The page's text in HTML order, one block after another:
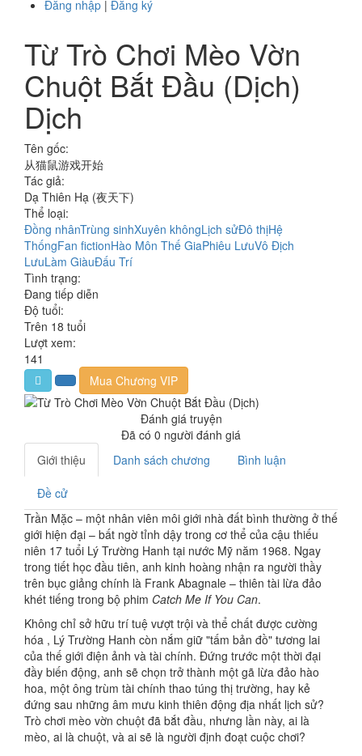
Đăng nhập | Đăng ký
Từ Trò Chơi Mèo Vờn
Chuột Bắt Đầu (Dịch)
Dịch
Tên gốc:
从猫鼠游戏开始
Tác giả:
Dạ Thiên Hạ (夜天下)
Thể loại:
Đồng nhânTrùng sinhXuyên khôngLịch sửĐô thịHệ
ThốngFan fictionHào Môn Thế GiaPhiêu LưuVô Địch
LưuLàm GiàuĐấu Trí
Tình trạng:
Đang tiếp diễn
Độ tuổi:
Trên 18 tuổi
Lượt xem:
141
Mua Chương VIP
Đánh giá truyện
Đã có 0 người đánh giá
Giới thiệu
Danh sách chương Bình luận
Đề cử
Trần Mặc – một nhân viên môi giới nhà đất bình thường ở thế
giới hiện đại – bất ngờ tỉnh dậy trong cơ thể của cậu thiếu
niên 17 tuổi Lý Trường Hanh tại nước Mỹ năm 1968. Ngay
trong tiết học đầu tiên, anh kinh hoàng nhận ra người thầy
trên bục giảng chính là Frank Abagnale – thiên tài lừa đảo
khét tiếng trong bộ phim Catch Me If You Can.
Không chỉ sở hữu trí tuệ vượt trội và thể chất được cường
hóa , Lý Trường Hanh còn nắm giữ "tấm bản đồ" tương lai
của thế giới điện ảnh và tài chính. Đứng trước một thời đại
đầy biến động, anh sẽ chọn trở thành một gã lừa đảo hào
hoa, một ông trùm tài chính thao túng thị trường, hay kẻ
đứng sau những âm mưu kinh thiên động địa nhất lịch sử?
Trò chơi mèo vờn chuột đã bắt đầu, nhưng lần này, ai là
mèo, ai là chuột, và ai sẽ là người định đoạt cuộc chơi?